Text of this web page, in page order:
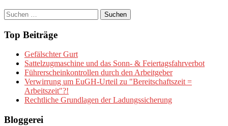
Suchen
nach:
Top Beiträge
Gefälschter Gurt
Sattelzugmaschine und das Sonn- & Feiertagsfahrverbot
Führerscheinkontrollen durch den Arbeitgeber
Verwirrung um EuGH-Urteil zu "Bereitschaftszeit =
Arbeitszeit"?!
Rechtliche Grundlagen der Ladungssicherung
Bloggerei